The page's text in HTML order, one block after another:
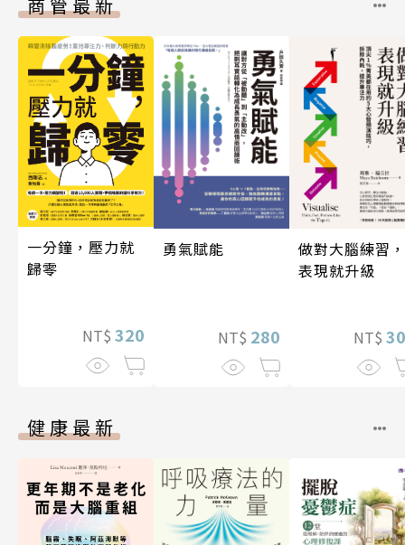
一分鐘，壓力就
歸零
NT$ 320
勇氣賦能
NT$ 280
做對大腦練習，
表現就升級
NT$
健康最新